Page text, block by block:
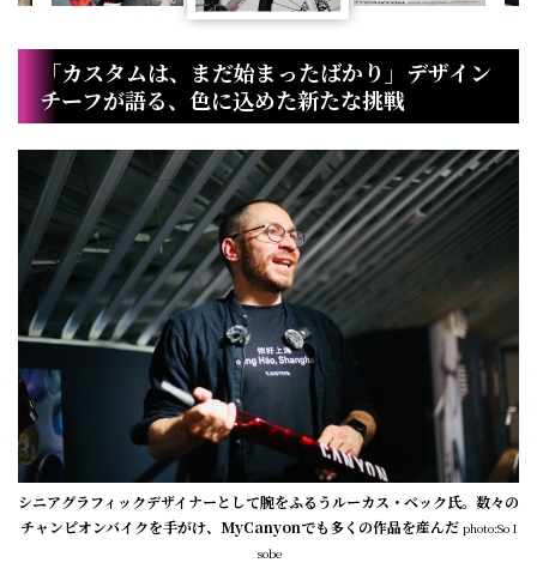
「カスタムは、まだ始まったばかり」デザイン
チーフが語る、色に込めた新たな挑戦
シニアグラフィックデザイナーとして腕をふるうルーカス・ベック氏。数々の
チャンピオンバイクを手がけ、MyCanyonでも多くの作品を産んだ photo:So I
sobe